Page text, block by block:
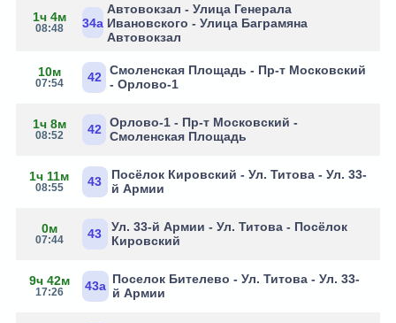
1ч 4м
08:48 34а
Автовокзал - Улица Генерала
Ивановского - Улица Баграмяна
Автовокзал
10м
07:54 42
Смоленская Площадь - Пр-т Московский
- Орлово-1
1ч 8м
08:52 42
Орлово-1 - Пр-т Московский -
Смоленская Площадь
1ч 11м
08:55 43
Посёлок Кировский - Ул. Титова - Ул. 33-
й Армии
0м
07:44 43
Ул. 33-й Армии - Ул. Титова - Посёлок
Кировский
9ч 42м
17:26 43а Поселок Бителево - Ул. Титова - Ул. 33-
й Армии